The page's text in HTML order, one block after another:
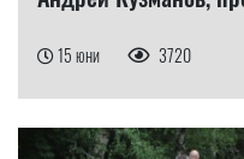
15 юни 3720